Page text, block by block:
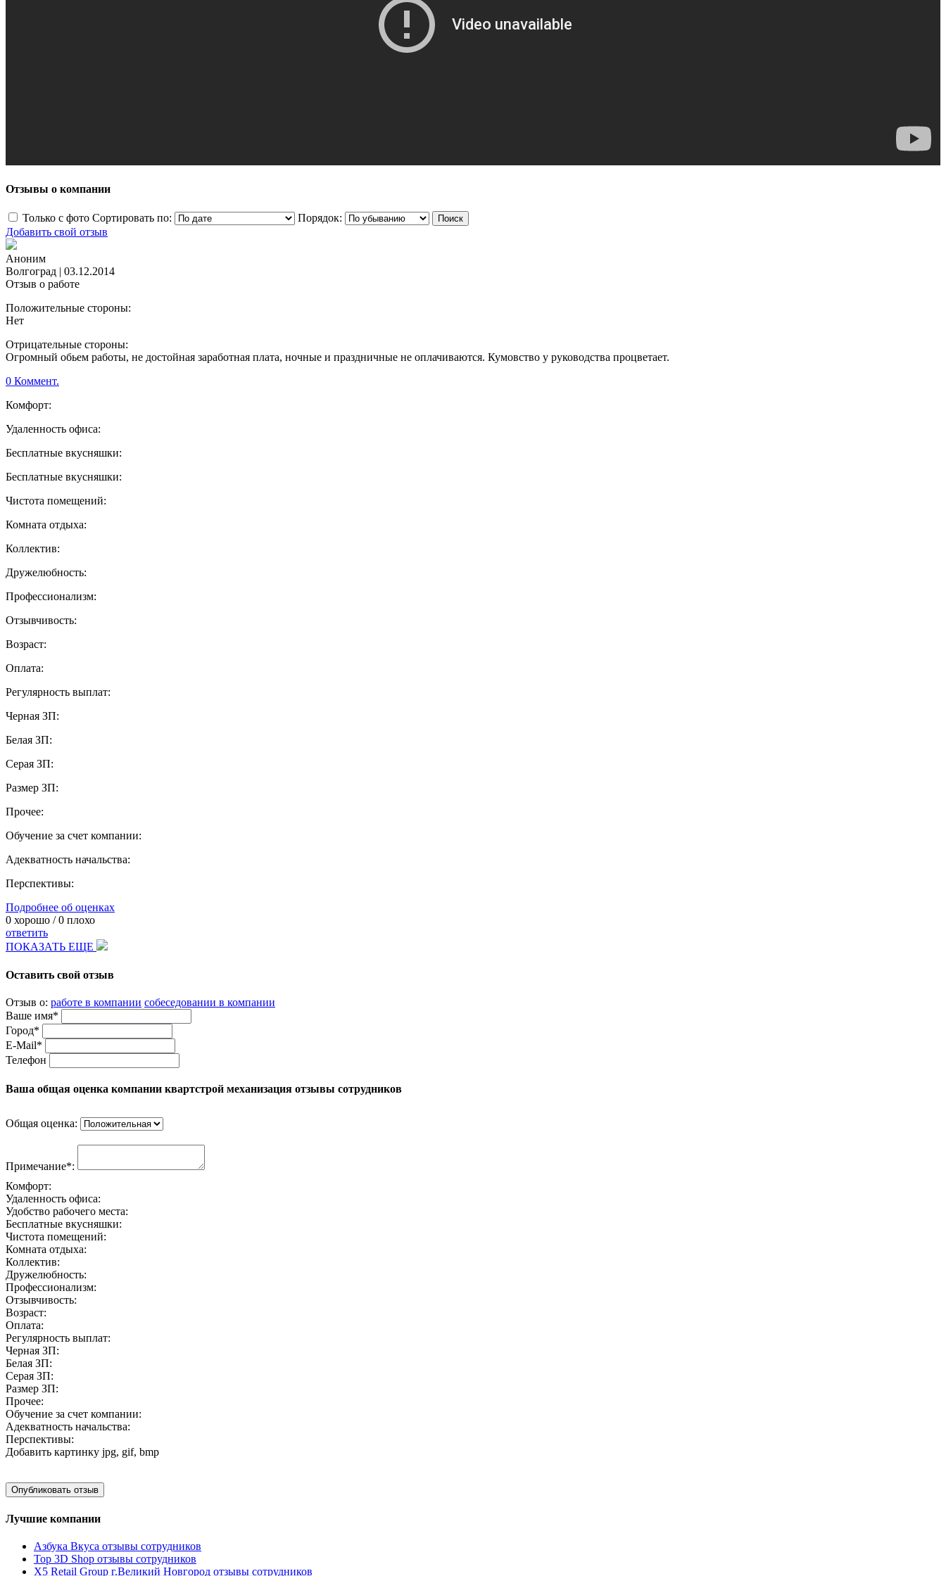
Отзывы о компании
Только с фото Сортировать по:
Порядок:
Добавить свой отзыв
Аноним
Волгоград | 03.12.2014
Отзыв о работе
Положительные стороны:
Нет
Отрицательные стороны:
Огромный обьем работы, не достойная заработная плата, ночные и праздничные не оплачиваются. Кумовство у руководства процветает.
0 Коммент.
Комфорт:
Удаленность офиса:
Бесплатные вкусняшки:
Бесплатные вкусняшки:
Чистота помещений:
Комната отдыха:
Коллектив:
Дружелюбность:
Профессионализм:
Отзывчивость:
Возраст:
Оплата:
Регулярность выплат:
Черная ЗП:
Белая ЗП:
Серая ЗП:
Размер ЗП:
Прочее:
Обучение за счет компании:
Адекватность начальства:
Перспективы:
Подробнее об оценках
0 хорошо /0 плохо
ответить
ПОКАЗАТЬ ЕЩЕ
Оставить свой отзыв
Отзыв о: работе в компании собеседовании в компании
Ваше имя*
Город*
E-Mail*
Телефон
Ваша общая оценка компании квартстрой механизация отзывы сотрудников
Общая оценка:
Примечание*:
Комфорт:
Удаленность офиса:
Удобство рабочего места:
Бесплатные вкусняшки:
Чистота помещений:
Комната отдыха:
Коллектив:
Дружелюбность:
Профессионализм:
Отзывчивость:
Возраст:
Оплата:
Регулярность выплат:
Черная ЗП:
Белая ЗП:
Серая ЗП:
Размер ЗП:
Прочее:
Обучение за счет компании:
Адекватность начальства:
Перспективы:
Добавить картинку jpg, gif, bmp
Лучшие компании
Азбука Вкуса отзывы сотрудников
Top 3D Shop отзывы сотрудников
X5 Retail Group г.Великий Новгород отзывы сотрудников